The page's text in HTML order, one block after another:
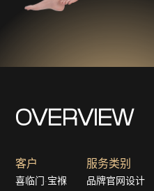
OVERVIEW
客户
喜临门·宝褓
服务类别
品牌官网设计